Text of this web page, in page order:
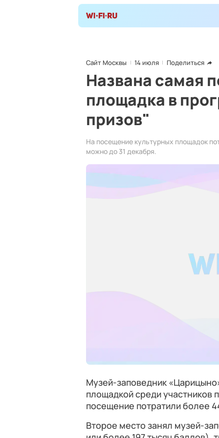
Сайт Москвы 14 июля Поделиться
Названа самая
площадка в
призов"
На посещение культурных площадок
можно до 31 декабря.
Музей-заповедник
площадкой среди участников
посещение потратили более
Второе место занял музей-